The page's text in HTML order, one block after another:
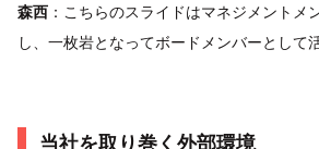
森西 ：こちらのスライドはマネジメントメ
し、一枚岩となってボードメンバーとして
当社を取り巻く外部環境